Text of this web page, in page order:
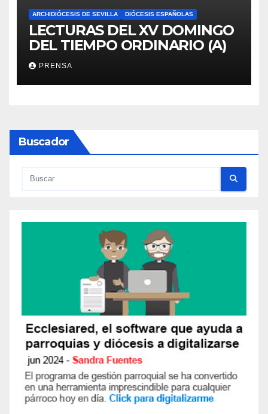
ARCHIDIÓCESIS DE SEVILLA DIÓCESIS ESPAÑOLAS
LECTURAS DEL XV DOMINGO
DEL TIEMPO ORDINARIO (A)
PRENSA
Buscador